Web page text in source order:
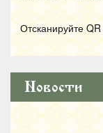
Отсканируйте QR
Новости